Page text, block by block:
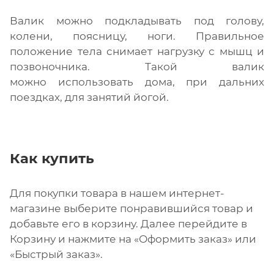
Валик можно подкладывать под голову,
колени, поясницу, ноги. Правильное
положение тела снимает нагрузку с мышц и
позвоночника. Такой валик
можно использовать дома, при дальних
поездках, для занятий йогой.
Как купить
Для покупки товара в нашем интернет-
магазине выберите понравившийся товар и
добавьте его в корзину. Далее перейдите в
Корзину и нажмите на «Оформить заказ» или
«Быстрый заказ».